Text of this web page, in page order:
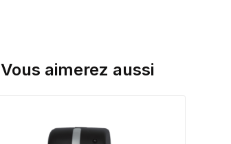
Vous aimerez aussi